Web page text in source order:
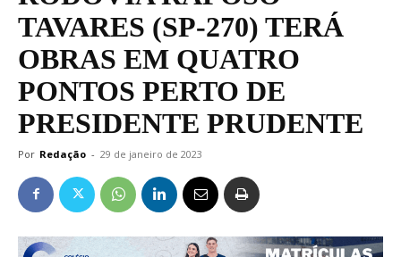
TAVARES (SP-270) TERÁ
OBRAS EM QUATRO
PONTOS PERTO DE
PRESIDENTE PRUDENTE
Por Redação - 29 de janeiro de 2023